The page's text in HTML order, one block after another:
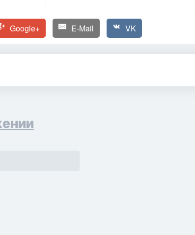
Google+ E-Mail VK